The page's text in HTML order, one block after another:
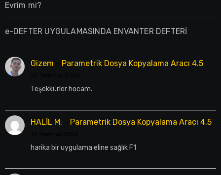
Evrim mi?
e-DEFTER UYGULAMASINDA ENVANTER DEFTERİ
Gizem Parametrik Dosya Kopyalama Aracı 4.5
Teşekkürler hocam.
HALİL M. Parametrik Dosya Kopyalama Aracı 4.5
harika bir uygulama eline sağlık F1